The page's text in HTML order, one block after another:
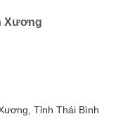
Xương
Tỉnh Thái Bình